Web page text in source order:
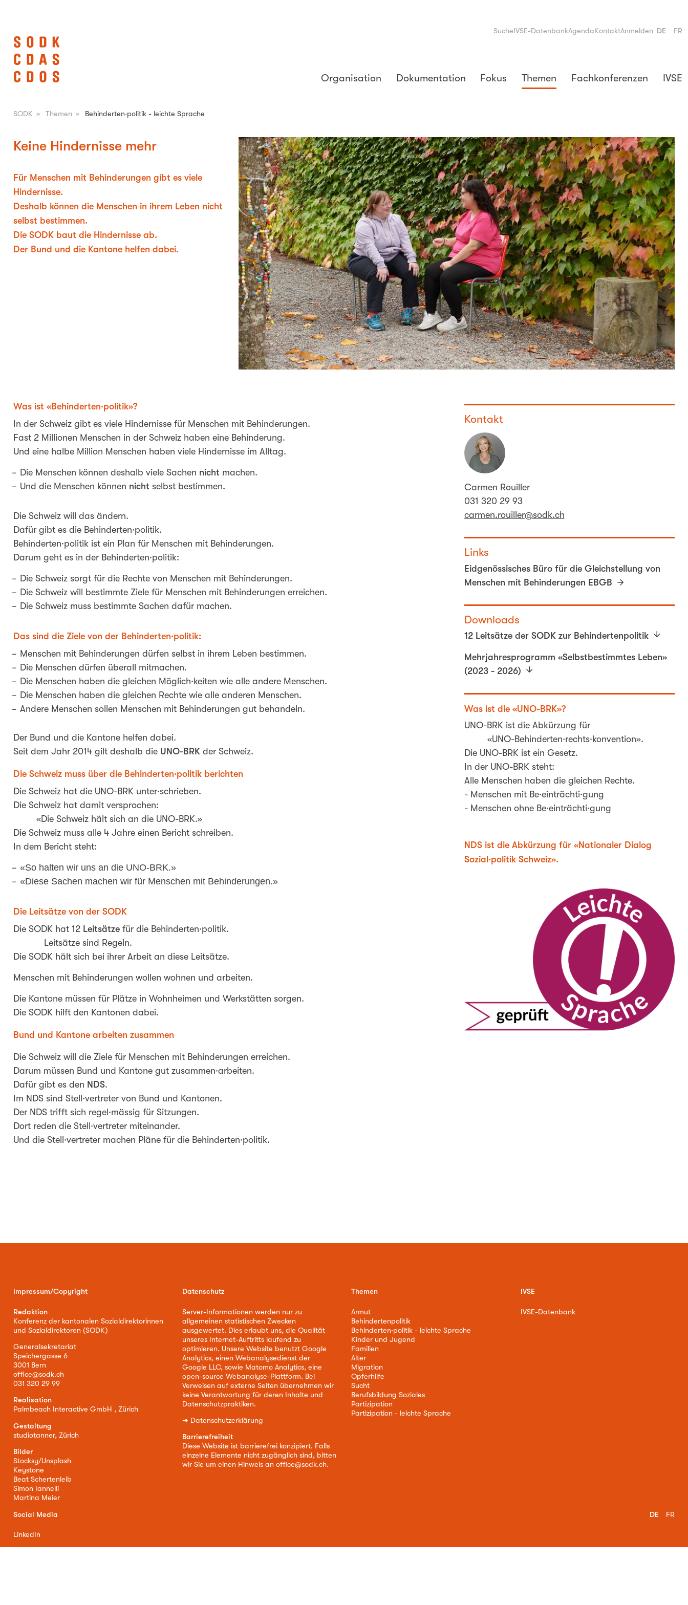
SucheIVSE-DatenbankAgendaKontaktAnmelden DE FR
Organisation Dokumentation Fokus Themen Fachkonferenzen IVSE
SODK » Themen » Behinderten·politik - leichte Sprache
Keine Hindernisse mehr
Für Menschen mit Behinderungen gibt es viele
Hindernisse.
Deshalb können die Menschen in ihrem Leben nicht
selbst bestimmen.
Die SODK baut die Hindernisse ab.
Der Bund und die Kantone helfen dabei.
Was ist «Behinderten·politik»?
In der Schweiz gibt es viele Hindernisse für Menschen mit Behinderungen.
Fast 2 Millionen Menschen in der Schweiz haben eine Behinderung.
Und eine halbe Million Menschen haben viele Hindernisse im Alltag.
Die Menschen können deshalb viele Sachen nicht machen.
Und die Menschen können nichtselbst bestimmen.
Die Schweiz will das ändern.
Dafür gibt es die Behinderten·politik.
Behinderten·politik ist ein Plan für Menschen mit Behinderungen.
Darum geht es in der Behinderten·politik:
Die Schweiz sorgt für die Rechte von Menschen mit Behinderungen.
Die Schweiz will bestimmte Ziele für Menschen mit Behinderungen erreichen.
Die Schweiz muss bestimmte Sachen dafür machen.
Das sind die Ziele von der Behinderten·politik:
Menschen mit Behinderungen dürfen selbst in ihrem Leben bestimmen.
Die Menschen dürfen überall mitmachen.
Die Menschen haben die gleichen Möglich·keiten wie alle andere Menschen.
Die Menschen haben die gleichen Rechte wie alle anderen Menschen.
Andere Menschen sollen Menschen mit Behinderungen gut behandeln.
Der Bund und die Kantone helfen dabei.
Seit dem Jahr 2014 gilt deshalb die UNO-BRKder Schweiz.
Die Schweiz muss über die Behinderten·politik berichten
Die Schweiz hat die UNO-BRK unter·schrieben.
Die Schweiz hat damit versprochen:
«Die Schweiz hält sich an die UNO-BRK.»
Die Schweiz muss alle 4 Jahre einen Bericht schreiben.
In dem Bericht steht:
«So halten wir uns an die UNO-BRK.»
«Diese Sachen machen wir für Menschen mit Behinderungen.»
Die Leitsätze von der SODK
Die SODK hat 12 Leitsätze für die Behinderten·politik.
Leitsätze sind Regeln.
Die SODK hält sich bei ihrer Arbeit an diese Leitsätze.
Menschen mit Behinderungen wollen wohnen und arbeiten.
Die Kantone müssen für Plätze in Wohnheimen und Werkstätten sorgen.
Die SODK hilft den Kantonen dabei.
Bund und Kantone arbeiten zusammen
Die Schweiz will die Ziele für Menschen mit Behinderungen erreichen.
Darum müssen Bund und Kantone gut zusammen·arbeiten.
Dafür gibt es den NDS.
Im NDS sind Stell·vertreter von Bund und Kantonen.
Der NDS trifft sich regel·mässig für Sitzungen.
Dort reden die Stell·vertreter miteinander.
Und die Stell·vertreter machen Pläne für die Behinderten·politik.
Kontakt
Carmen Rouiller
031 320 29 93
carmen.rouiller@sodk.ch
Links
Eidgenössisches Büro für die Gleichstellung von
Menschen mit Behinderungen EBGB
Downloads
12 Leitsätze der SODK zur Behindertenpolitik
Mehrjahresprogramm «Selbstbestimmtes Leben»
(2023 - 2026)
Was ist die «UNO-BRK»?
UNO-BRK ist die Abkürzung für
«UNO-Behinderten·rechts·konvention».
Die UNO-BRK ist ein Gesetz.
In der UNO-BRK steht:
Alle Menschen haben die gleichen Rechte.
- Menschen mit Be·einträchti·gung
- Menschen ohne Be·einträchti·gung
NDS ist die Abkürzung für «Nationaler Dialog
Sozial·politik Schweiz».
Impressum/Copyright
Redaktion
Konferenz der kantonalen Sozialdirektorinnen
und Sozialdirektoren (SODK)
Generalsekretariat
Speichergasse 6
3001 Bern
office@sodk.ch
031 320 29 99
Realisation
Palmbeach Interactive GmbH , Zürich
Gestaltung
studiotanner, Zürich
Bilder
Stocksy/Unsplash
Keystone
Beat Schertenleib
Simon Iannelli
Martina Meier
Datenschutz
Server-Informationen werden nur zu
allgemeinen statistischen Zwecken
ausgewertet. Dies erlaubt uns, die Qualität
unseres Internet-Auftritts laufend zu
optimieren. Unsere Website benutzt Google
Analytics, einen Webanalysedienst der
Google LLC, sowie Matomo Analytics, eine
open-source Webanalyse-Plattform. Bei
Verweisen auf externe Seiten übernehmen wir
keine Verantwortung für deren Inhalte und
Datenschutzpraktiken.
➜ Datenschutzerklärung
Barrierefreiheit
Diese Website ist barrierefrei konzipiert. Falls
einzelne Elemente nicht zugänglich sind, bitten
wir Sie um einen Hinweis anoffice@sodk.ch.
Themen
Armut
Behindertenpolitik
Behinderten·politik - leichte Sprache
Kinder und Jugend
Familien
Alter
Migration
Opferhilfe
Sucht
Berufsbildung Soziales
Partizipation
Partizipation - leichte Sprache
IVSE
IVSE-Datenbank
Social Media
LinkedIn
DE FR